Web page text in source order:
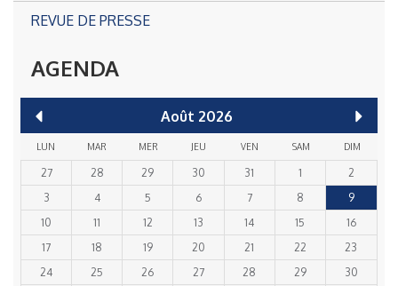
REVUE DE PRESSE
AGENDA
Août 2026
LUN MAR MER JEU VEN SAM DIM
27 28 29 30 31 1
2
3
4 5 6 7 8
9
10
11 12 13 14 15
16
17
18 19 20 21 22
23
24
25 26 27 28 29 30